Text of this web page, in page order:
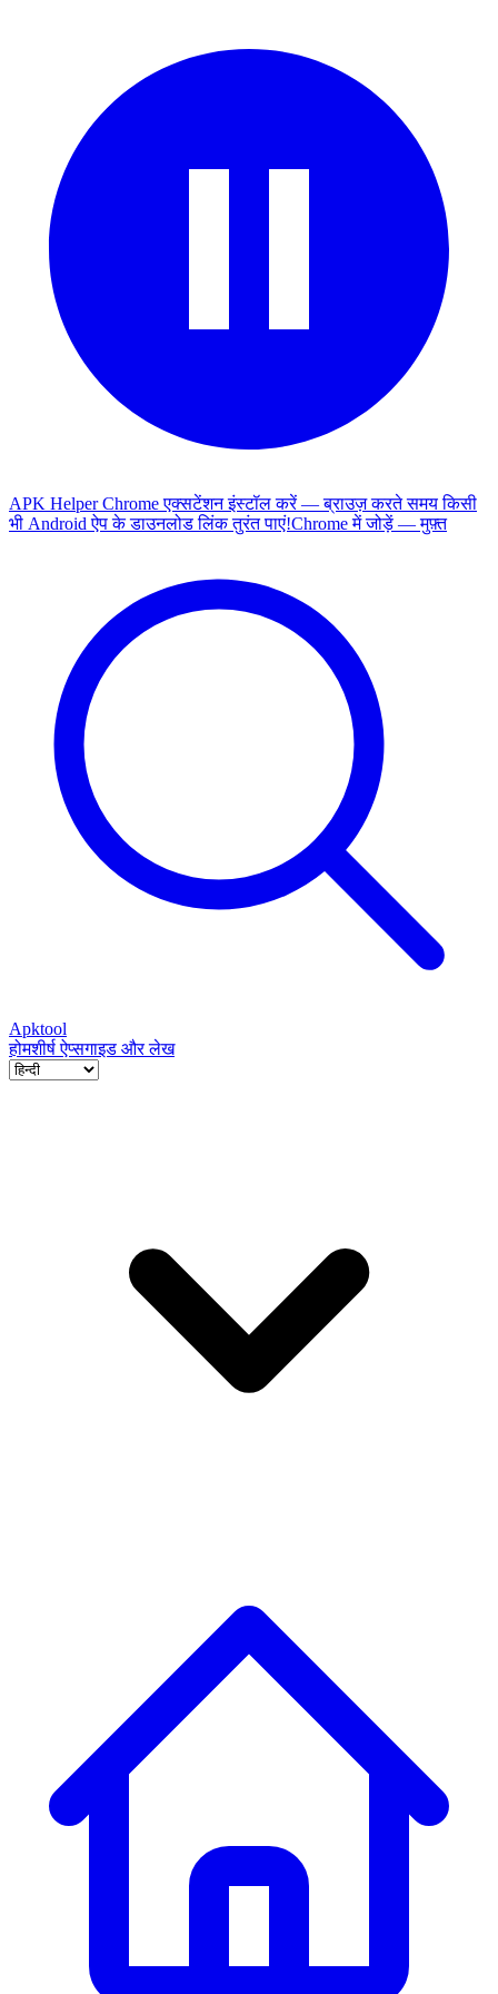
APK Helper Chrome एक्सटेंशन इंस्टॉल करें — ब्राउज़ करते समय किसी
भी Android ऐप के डाउनलोड लिंक तुरंत पाएं!Chrome में जोड़ें — मुफ़्त
Apktool
होमशीर्ष ऐप्सगाइड और लेख